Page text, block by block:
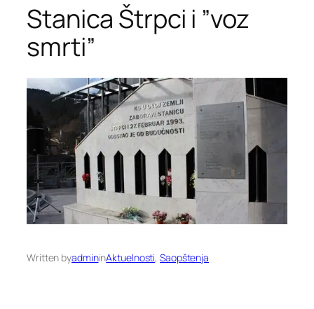
Stanica Štrpci i ”voz
smrti”
Written byadmininAktuelnosti, Saopštenja